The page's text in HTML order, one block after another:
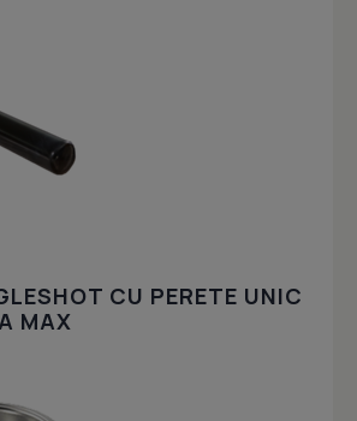
CU PERETE UNIC
MAX